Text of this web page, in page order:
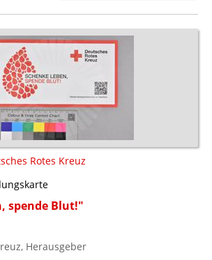
Rotes Kreuz
spende Blut!"
Herausgeber